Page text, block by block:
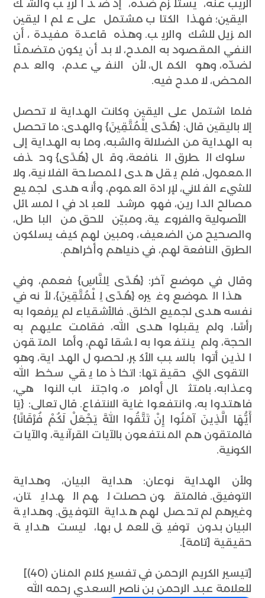
الريب عنه، يستلزم ضده، إذ ضد الريب والشك
اليقين؛ فهذا الكتاب مشتمل على علم اليقين
المزيل للشك والريب. وهذه قاعدة مفيدة، أن
النفي المقصود به المدح، لا بد أن يكون متضمنًا
لضدّه، وهو الكمال، لأن النفي عدم، والعدم
المحض، لا مدح فيه.
فلما اشتمل على اليقين وكانت الهداية لا تحصل
إلا باليقين قال: {هُدًى لِلْمُتَّقِينَ} والهدى: ما تحصل
به الهداية من الضلالة والشبه، وما به الهداية إلى
سلوك الطرق النافعة، وقال {هُدًى} وحذف
المعمول، فلم يقل هدى للمصلحة الفلانية، ولا
للشيء الفلاني، لإرادة العموم، وأنه هدى لجميع
مصالح الدارين، فهو مرشد للعباد في المسائل
الأصولية والفروعية، ومبيّن للحق من الباطل،
والصحيح من الضعيف، ومبين لهم كيف يسلكون
الطرق النافعة لهم، في دنياهم وأخراهم.
وقال في موضع آخر: {هُدًى لِلنَّاسِ} فعمم، وفي
هذا الموضع وغيره {هُدًى لِلْمُتَّقِينَ}، لأنه في
نفسه هدى لجميع الخلق. فالأشقياء لم يرفعوا به
رأسًا، ولم يقبلوا هدى الله، فقامت عليهم به
الحجة، ولم ينتفعوا به لشقائهم، وأما المتقون
الذين أتوا بالسبب الأكبر، لحصول الهداية، وهو
التقوى التي حقيقتها: اتخاذ ما يقي سخط الله
وعذابه، بامتثال أوامره، واجتناب النواهي،
فاهتدوا به، وانتفعوا غاية الانتفاع. قال تعالى: {يَا
أَيُّهَا الَّذِينَ آمَنُوا إِنْ تَتَّقُوا اللَّهَ يَجْعَلْ لَكُمْ فُرْقَانًا}
فالمتقون هم المنتفعون بالآيات القرآنية، والآيات
الكونية.
ولأن الهداية نوعان: هداية البيان، وهداية
التوفيق. فالمتقون حصلت لهم الهدايتان،
وغيرهم لم تحصل لهم هداية التوفيق. وهداية
البيان بدون توفيق للعمل بها، ليست هداية
حقيقية [تامة].
[تيسير الكريم الرحمن في تفسير كلام المنان (40)]
للعلامة عبد الرحمن بن ناصر السعدي رحمه الله